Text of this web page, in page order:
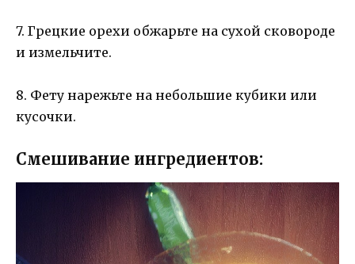
7. Грецкие орехи обжарьте на сухой сковороде
и измельчите.
8. Фету нарежьте на небольшие кубики или
кусочки.
Смешивание ингредиентов: